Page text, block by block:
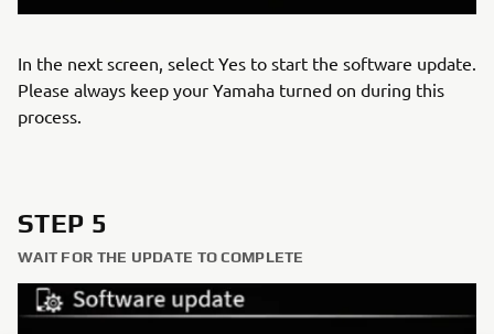
In the next screen, select Yes to start the software update.
Please always keep your Yamaha turned on during this
process.
STEP 5
WAIT FOR THE UPDATE TO COMPLETE